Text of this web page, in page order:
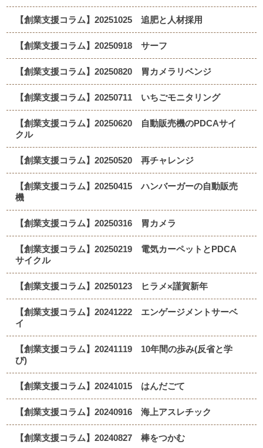
【創業支援コラム】20251025 追肥と人材採用
【創業支援コラム】20250918 サーフ
【創業支援コラム】20250820 胃カメラリベンジ
【創業支援コラム】20250711 いちごモニタリング
【創業支援コラム】20250620 自動販売機のPDCAサイ
クル
【創業支援コラム】20250520 再チャレンジ
【創業支援コラム】20250415 ハンバーガーの自動販売
機
【創業支援コラム】20250316 胃カメラ
【創業支援コラム】20250219 電気カーペットとPDCA
サイクル
【創業支援コラム】20250123 ヒラメ×謹賀新年
【創業支援コラム】20241222 エンゲージメントサーベ
イ
【創業支援コラム】20241119 10年間の歩み(反省と学
び)
【創業支援コラム】20241015 はんだごて
【創業支援コラム】20240916 海上アスレチック
【創業支援コラム】20240827 棒をつかむ